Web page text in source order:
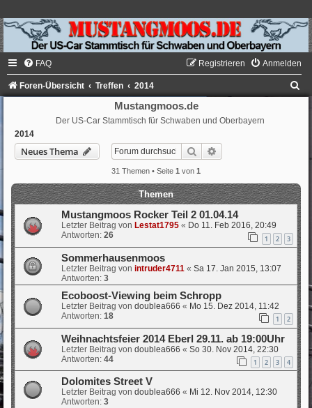
FAQ Anmelden
Registrieren
Foren-Übersicht Treffen 2014
Mustangmoos.de
Der US-Car Stammtisch für Schwaben und Oberbayern
2014
Neues Thema Suche
31 Themen • Seite 1 von 1
Themen
Mustangmoos Rocker Teil 2 01.04.14
Letzter Beitrag von Lestat1795 « Do 11. Feb 2016, 20:49
Antworten: 26 1 2 3
Sommerhausenmoos
Letzter Beitrag von intruder4711 « Sa 17. Jan 2015, 13:07
Antworten: 3
Ecoboost-Viewing beim Schropp
Letzter Beitrag von doublea666 « Mo 15. Dez 2014, 11:42
Antworten: 18 1 2
Weihnachtsfeier 2014 Eberl 29.11. ab 19:00Uhr
Letzter Beitrag von doublea666 « So 30. Nov 2014, 22:30
Antworten: 44 1 2 3 4
Dolomites Street V
Letzter Beitrag von doublea666 « Mi 12. Nov 2014, 12:30
Antworten: 3